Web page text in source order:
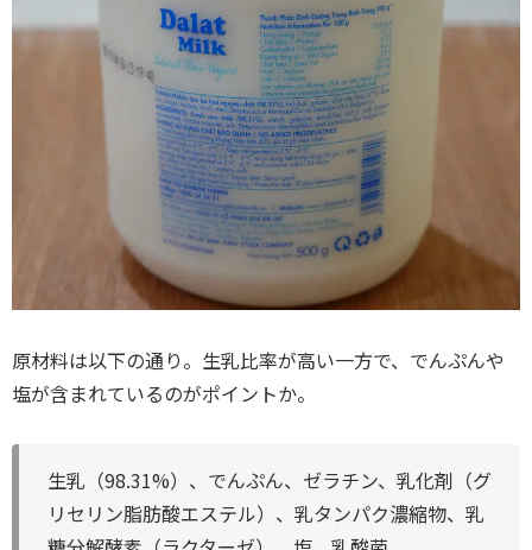
原材料は以下の通り。生乳比率が高い一方で、でんぷんや
塩が含まれているのがポイントか。
生乳（98.31%）、でんぷん、ゼラチン、乳化剤（グ
リセリン脂肪酸エステル）、乳タンパク濃縮物、乳